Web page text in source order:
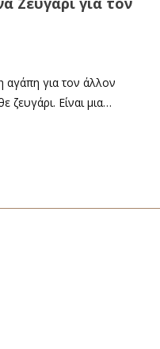
αγάπη για τον άλλον
ζευγάρι. Είναι μια…